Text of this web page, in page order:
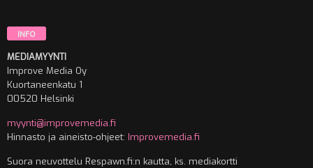
INFO
MEDIAMYYNTI
Improve Media Oy
Kuortaneenkatu 1
00520 Helsinki
myynti@improvemedia.fi
Hinnasto ja aineisto-ohjeet: Improvemedia.fi
Suora neuvottelu Respawn.fi:n kautta, ks. mediakortti